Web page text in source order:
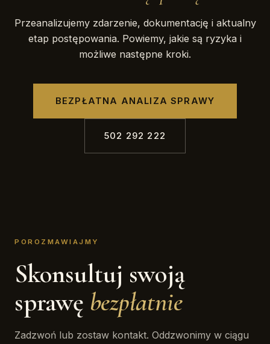
Przeanalizujemy zdarzenie, dokumentację i aktualny
etap postępowania. Powiemy, jakie są ryzyka i
możliwe następne kroki.
BEZPŁATNA ANALIZA SPRAWY
502 292 222
POROZMAWIAJMY
Skonsultuj swoją
sprawę bezpłatnie
Zadzwoń lub zostaw kontakt. Oddzwonimy w ciągu